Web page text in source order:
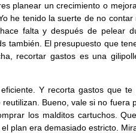
planear un crecimiento o
he tenido la suerte de no contar
falta y después de pelear
también. El presupuesto que
recortar gastos es una
Y recorta gastos que te
Bueno, vale si no fuera
los malditos cartuchos.
plan era demasiado estricto.